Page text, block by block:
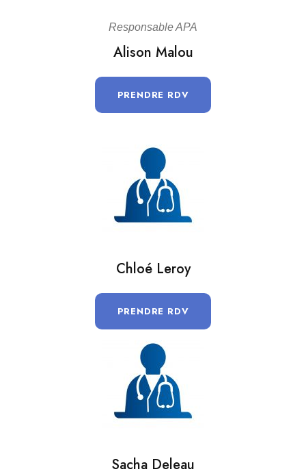
Responsable APA
Alison Malou
PRENDRE RDV
Chloé Leroy
PRENDRE RDV
Sacha Deleau